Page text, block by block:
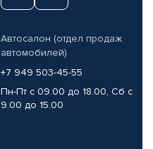
Автосалон (отдел продаж
автомобилей)
+7 949 503-45-55
Пн-Пт с 09.00 до 18.00, Сб с
9.00 до 15.00